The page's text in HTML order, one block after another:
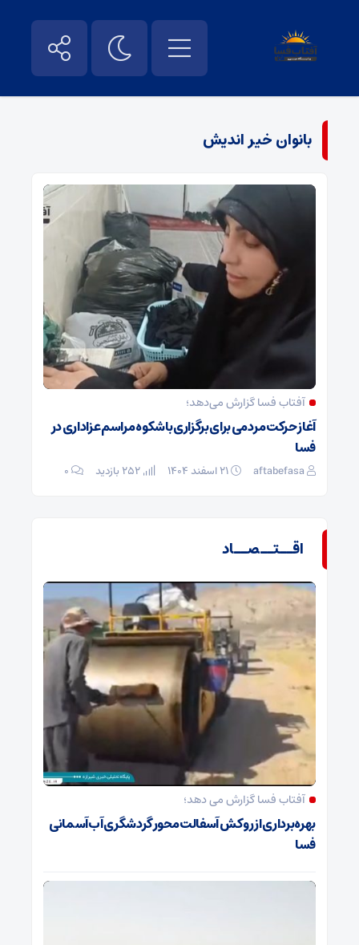
بانوان خیر اندیش
آفتاب فسا گزارش می‌دهد؛
آغاز حرکت مردمی برای برگزاری باشکوه مراسم عزاداری در
فسا
aftabefasa ۰
اقــتــصــاد
آفتاب فسا گزارش می دهد؛
بهره‌برداری از روکش آسفالت محور گردشگری آب‌آسمانی
فسا